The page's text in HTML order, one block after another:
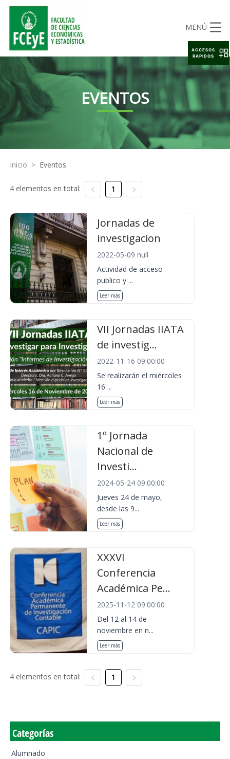
MENÚ
EVENTOS
Inicio > Eventos
4 elementos en total: 1
Jornadas de
investigacion
2022-05-09 null
Actividad de acceso
publico y ...
Leer más
VII Jornadas IIATA
de investig...
2022-11-16 09:00:00
Se realizarán el miércoles
16 ...
Leer más
1º Jornada
Nacional de
Investi...
2024-05-24 09:00:00
Jueves 24 de mayo,
desde las 9...
Leer más
XXXVI
Conferencia
Académica Pe...
2025-11-12 09:00:00
Del 12 al 14 de
noviembre en n...
Leer más
4 elementos en total: 1
Categorías
Alumnado
ACCESOS
RAPIDOS